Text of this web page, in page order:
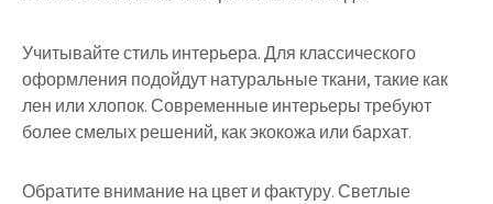
Учитывайте стиль интерьера. Для классического
оформления подойдут натуральные ткани, такие как
лен или хлопок. Современные интерьеры требуют
более смелых решений, как экокожа или бархат.
Обратите внимание на цвет и фактуру. Светлые